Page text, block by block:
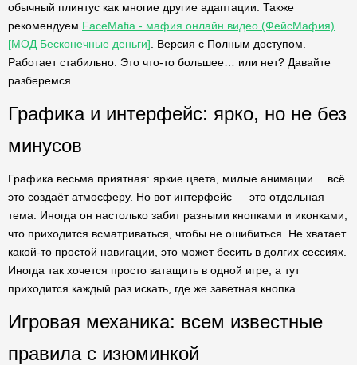
обычный плинтус как многие другие адаптации. Также
рекомендуем FaceMafia - мафия онлайн видео (ФейсМафия)
[МОД Бесконечные деньги] . Версия с Полным доступом.
Работает стабильно. Это что-то большее… или нет? Давайте
разберемся.
Графика и интерфейс: ярко, но не без
минусов
Графика весьма приятная: яркие цвета, милые анимации… всё
это создаёт атмосферу. Но вот интерфейс — это отдельная
тема. Иногда он настолько забит разными кнопками и иконками,
что приходится всматриваться, чтобы не ошибиться. Не хватает
какой-то простой навигации, это может бесить в долгих сессиях.
Иногда так хочется просто затащить в одной игре, а тут
приходится каждый раз искать, где же заветная кнопка.
Игровая механика: всем известные
правила с изюминкой